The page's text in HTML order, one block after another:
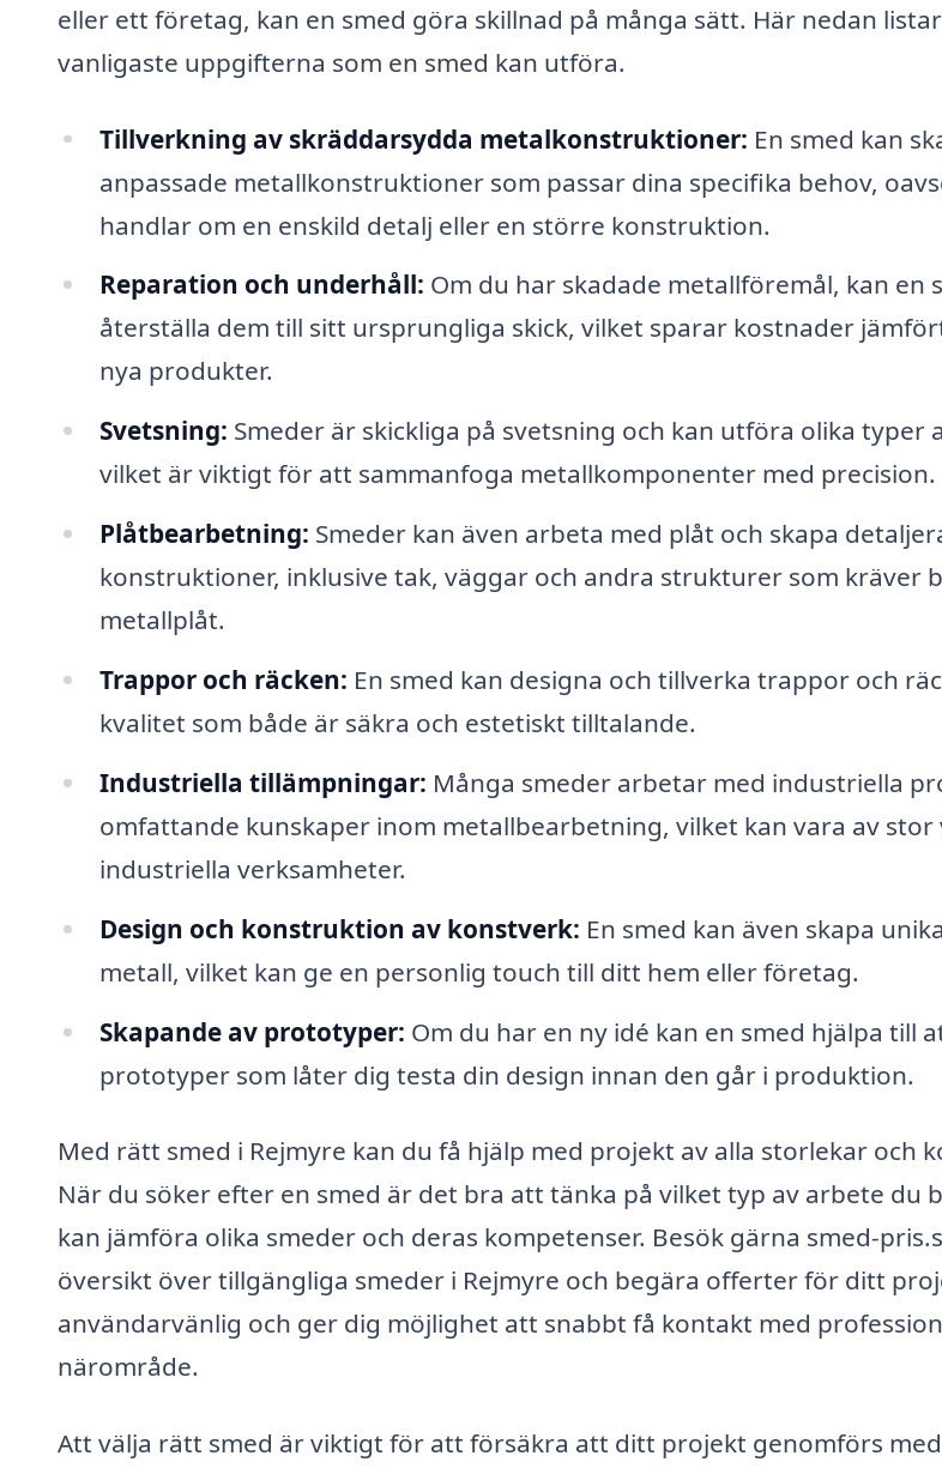
eller ett företag, kan en smed göra skillnad på många sätt. Här nedan
vanligaste uppgifterna som en smed kan utföra.
Tillverkning av skräddarsydda metalkonstruktioner: En smed kan
anpassade metallkonstruktioner som passar dina specifika behov,
handlar om en enskild detalj eller en större konstruktion.
Reparation och underhåll: Om du har skadade metallföremål, kan en
återställa dem till sitt ursprungliga skick, vilket sparar kostnader
nya produkter.
Svetsning: Smeder är skickliga på svetsning och kan utföra olika typer
vilket är viktigt för att sammanfoga metallkomponenter med precision.
Plåtbearbetning: Smeder kan även arbeta med plåt och skapa
konstruktioner, inklusive tak, väggar och andra strukturer som kräver
metallplåt.
Trappor och räcken: En smed kan designa och tillverka trappor och
kvalitet som både är säkra och estetiskt tilltalande.
Industriella tillämpningar: Många smeder arbetar med industriella
omfattande kunskaper inom metallbearbetning, vilket kan vara av
industriella verksamheter.
Design och konstruktion av konstverk: En smed kan även skapa
metall, vilket kan ge en personlig touch till ditt hem eller företag.
Skapande av prototyper: Om du har en ny idé kan en smed hjälpa till
prototyper som låter dig testa din design innan den går i produktion.
Med rätt smed i Rejmyre kan du få hjälp med projekt av alla storlekar och
När du söker efter en smed är det bra att tänka på vilket typ av arbete du
kan jämföra olika smeder och deras kompetenser. Besök gärna smed-
översikt över tillgängliga smeder i Rejmyre och begära offerter för ditt
användarvänlig och ger dig möjlighet att snabbt få kontakt med
närområde.
Att välja rätt smed är viktigt för att försäkra att ditt projekt genomförs